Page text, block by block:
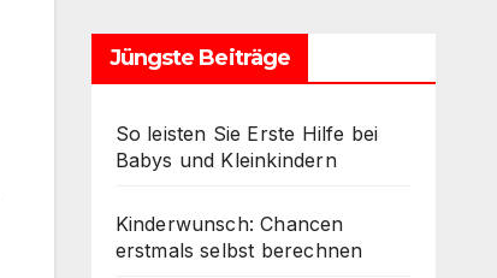
Jüngste Beiträge
So leisten Sie Erste Hilfe bei
Babys und Kleinkindern
Kinderwunsch: Chancen
erstmals selbst berechnen